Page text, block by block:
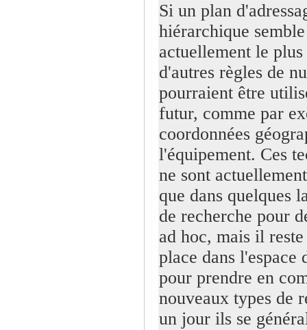
Si un plan
hiérarchique semble
actuellement le plus
d'autres règles de
pourraient être
futur, comme par
coordonnées
l'équipement. Ces
ne sont
que dans quelques
de recherche pour
ad hoc, mais il reste
place dans l'espace
pour prendre en
nouveaux types de
un jour ils se